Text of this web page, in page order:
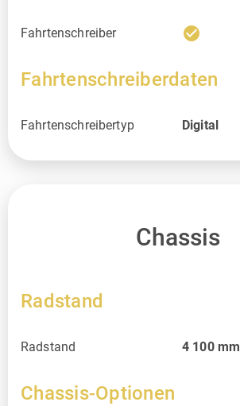
Fahrtenschreiber check_circle
Fahrtenschreiberdaten
Fahrtenschreibertyp Digital
Chassis
Radstand
Radstand 4 100 mm
Chassis-Optionen